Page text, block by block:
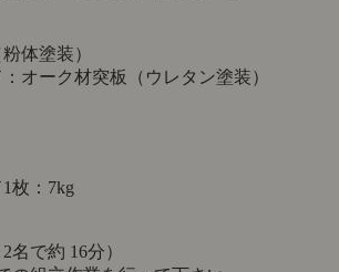
体塗装）
オーク材突板（ウレタン塗装）
枚：7kg
名で約 16分）